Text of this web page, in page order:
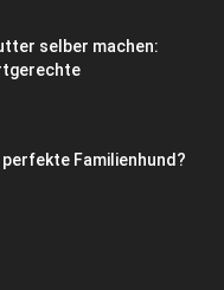
selber machen:
Familienhund?